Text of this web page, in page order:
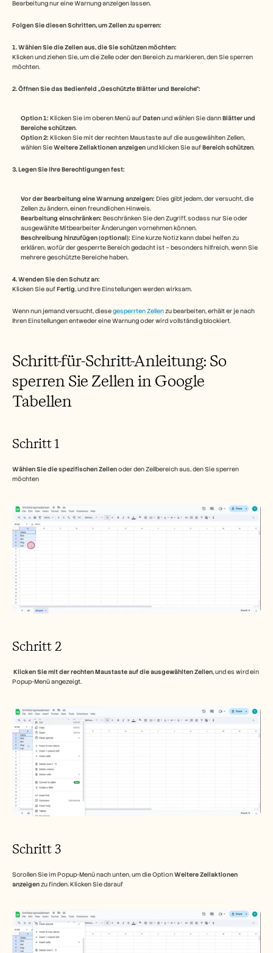
Bearbeitung nur eine Warnung anzeigen lassen.
Folgen Sie diesen Schritten, um Zellen zu sperren:
1. Wählen Sie die Zellen aus, die Sie schützen möchten:
Klicken und ziehen Sie, um die Zelle oder den Bereich zu markieren, den Sie sperren
möchten.
2. Öffnen Sie das Bedienfeld „Geschützte Blätter und Bereiche“:
Option 1: Klicken Sie im oberen Menü auf Daten und wählen Sie dann Blätter und
Bereiche schützen.
Option 2: Klicken Sie mit der rechten Maustaste auf die ausgewählten Zellen,
wählen Sie Weitere Zellaktionen anzeigen und klicken Sie auf Bereich schützen.
3. Legen Sie Ihre Berechtigungen fest:
Vor der Bearbeitung eine Warnung anzeigen: Dies gibt jedem, der versucht, die
Zellen zu ändern, einen freundlichen Hinweis.
Bearbeitung einschränken: Beschränken Sie den Zugriff, sodass nur Sie oder
ausgewählte Mitbearbeiter Änderungen vornehmen können.
Beschreibung hinzufügen (optional): Eine kurze Notiz kann dabei helfen zu
erklären, wofür der gesperrte Bereich gedacht ist – besonders hilfreich, wenn Sie
mehrere geschützte Bereiche haben.
4. Wenden Sie den Schutz an:
Klicken Sie auf Fertig, und Ihre Einstellungen werden wirksam.
Wenn nun jemand versucht, diese gesperrten Zellen zu bearbeiten, erhält er je nach
Ihren Einstellungen entweder eine Warnung oder wird vollständig blockiert.
Schritt-für-Schritt-Anleitung: So
sperren Sie Zellen in Google
Tabellen
Schritt 1
Wählen Sie die spezifischen Zellen oder den Zellbereich aus, den Sie sperren
möchten
Schritt 2
Klicken Sie mit der rechten Maustaste auf die ausgewählten Zellen, und es wird ein
Popup-Menü angezeigt.
Schritt 3
Scrollen Sie im Popup-Menü nach unten, um die Option Weitere Zellaktionen
anzeigen zu finden. Klicken Sie darauf
Kundengeschichten
Hilfecenter
Karriere
Demo buchen
Kostenlose Testversion starten